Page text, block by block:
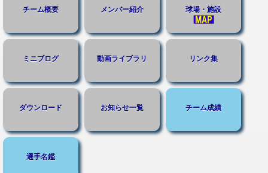
チーム概要 メンバー紹介 球場・施設
ミニブログ 動画ライブラリ リンク集
ダウンロード お知らせ一覧 チーム成績
選手名鑑